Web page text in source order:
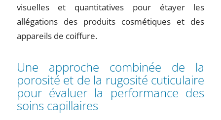
visuelles et quantitatives pour étayer les
allégations des produits cosmétiques et des
appareils de coiffure.
Une approche combinée de la
porosité et de la rugosité cuticulaire
pour évaluer la performance des
soins capillaires